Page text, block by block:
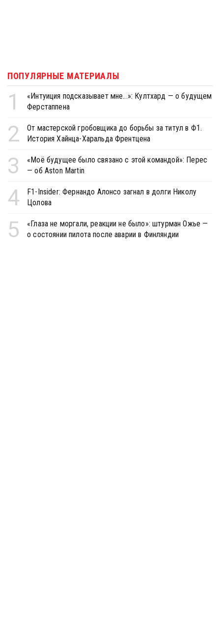
ПОПУЛЯРНЫЕ МАТЕРИАЛЫ
1
«Интуиция подсказывает мне...»: Култхард — о будущем
Ферстаппена
2
От мастерской гробовщика до борьбы за титул в Ф1.
История Хайнца-Харальда Френтцена
3
«Моё будущее было связано с этой командой»: Перес
— об Aston Martin
4
F1-Insider: Фернандо Алонсо загнал в долги Николу
Цолова
5
«Глаза не моргали, реакции не было»: штурман Ожье —
о состоянии пилота после аварии в Финляндии